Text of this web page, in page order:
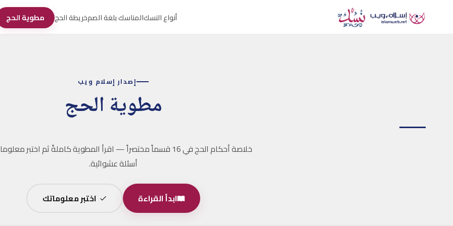
أنواع النسكالمناسك بلغة الصمخريطة الحج مطوية الحج
إصدار إسلام ويب
مطوية الحج
أسئلة عشوائية.
ابدأ القراءة اختبر معلوماتك